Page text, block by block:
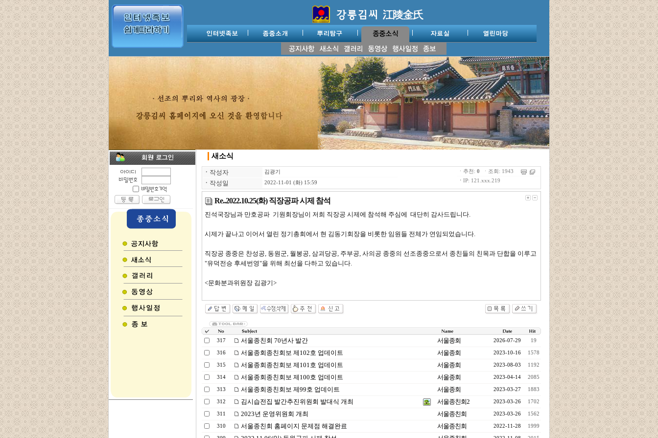
새소식
ㆍ 작성자 김광기
ㆍ 작성일 2022-11-01 (화) 15:59
ㆍ추천: 0 ㆍ조회: 1943
ㆍ IP: 121.xxx.219
Re..2022.10.25(화) 직장공파 시제 참석
진석국장님과 만호공파 기원회장님이 저희 직장공 시제에 참석해 주심에 대단히 감사드립니다.
시제가 끝나고 이어서 열린 정기총회에서 현 김동기회장을 비롯한 임원들 전체가 연임되었습니다.
직장공 종중은 찬성공, 동원군, 월봉공, 삼괴당공, 주부공, 사의공 종중의 선조종중으로서 종친들의 친목과 단합을 이루고
"유덕전승 후세번영"을 위해 최선을 다하고 있습니다.
<문화분과위원장 김광기>
317 서울종친회 70년사 발간 서울종회 2026-07-29 19
316 서울종회종친회보 제102호 업데이트 서울종회 2023-10-16 1578
315 서울종회종친회보 제101호 업데이트 서울종회 2023-08-03 1192
314 서울종회종친회보 제100호 업데이트 서울종회 2023-04-14 2085
313 서울종회종친회보 제99호 업데이트 서울종회 2023-03-27 1883
312 김시습전집 발간추진위원회 발대식 개최 서울종친회2 2023-03-26 1702
311 2023년 운영위원회 개최 서울종친회 2023-03-26 1562
310 서울종친회 홈페이지 문제점 해결완료 서울종친회 2022-11-28 1999